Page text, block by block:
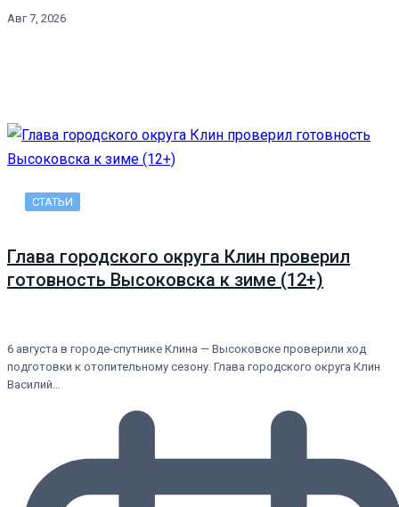
Авг 7, 2026
СТАТЬИ
Глава городского округа Клин проверил
готовность Высоковска к зиме (12+)
6 августа в городе-спутнике Клина — Высоковске проверили ход
подготовки к отопительному сезону. Глава городского округа Клин
Василий…